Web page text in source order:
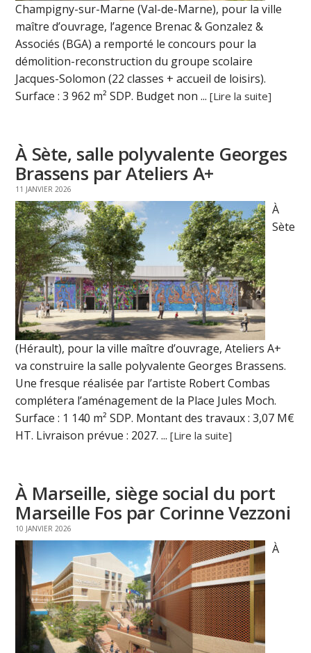
Champigny-sur-Marne (Val-de-Marne), pour la ville
maître d’ouvrage, l’agence Brenac & Gonzalez &
Associés (BGA) a remporté le concours pour la
démolition-reconstruction du groupe scolaire
Jacques-Solomon (22 classes + accueil de loisirs).
Surface : 3 962 m² SDP. Budget non ...[Lire la suite]
À Sète, salle polyvalente Georges
Brassens par Ateliers A+
11 JANVIER 2026
À
Sète
(Hérault), pour la ville maître d’ouvrage, Ateliers A+
va construire la salle polyvalente Georges Brassens.
Une fresque réalisée par l’artiste Robert Combas
complétera l’aménagement de la Place Jules Moch.
Surface : 1 140 m² SDP. Montant des travaux : 3,07 M€
HT. Livraison prévue : 2027. ...[Lire la suite]
À Marseille, siège social du port
Marseille Fos par Corinne Vezzoni
10 JANVIER 2026
À